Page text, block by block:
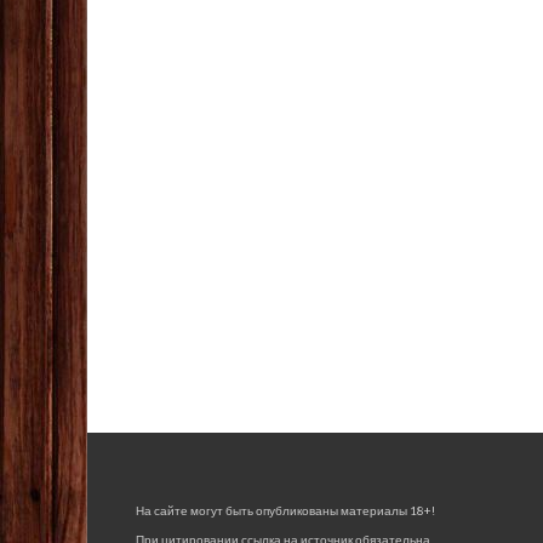
На сайте могут быть опубликованы материалы 18+!
При цитировании ссылка на источник обязательна.